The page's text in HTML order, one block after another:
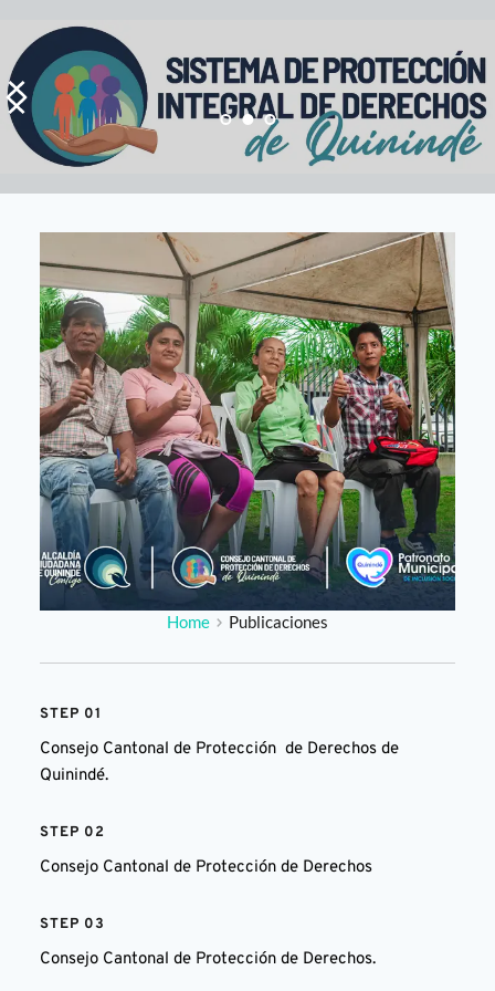
Home Publicaciones
STEP 01
Consejo Cantonal de Protección  de Derechos de
Quinindé.
STEP 02
Consejo Cantonal de Protección de Derechos
STEP 03
Consejo Cantonal de Protección de Derechos.